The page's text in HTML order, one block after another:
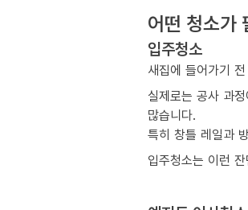
어떤 청소가
입주청소
새집에 들어가기
실제로는 공사 과
많습니다.
특히 창틀 레일과
입주청소는 이런